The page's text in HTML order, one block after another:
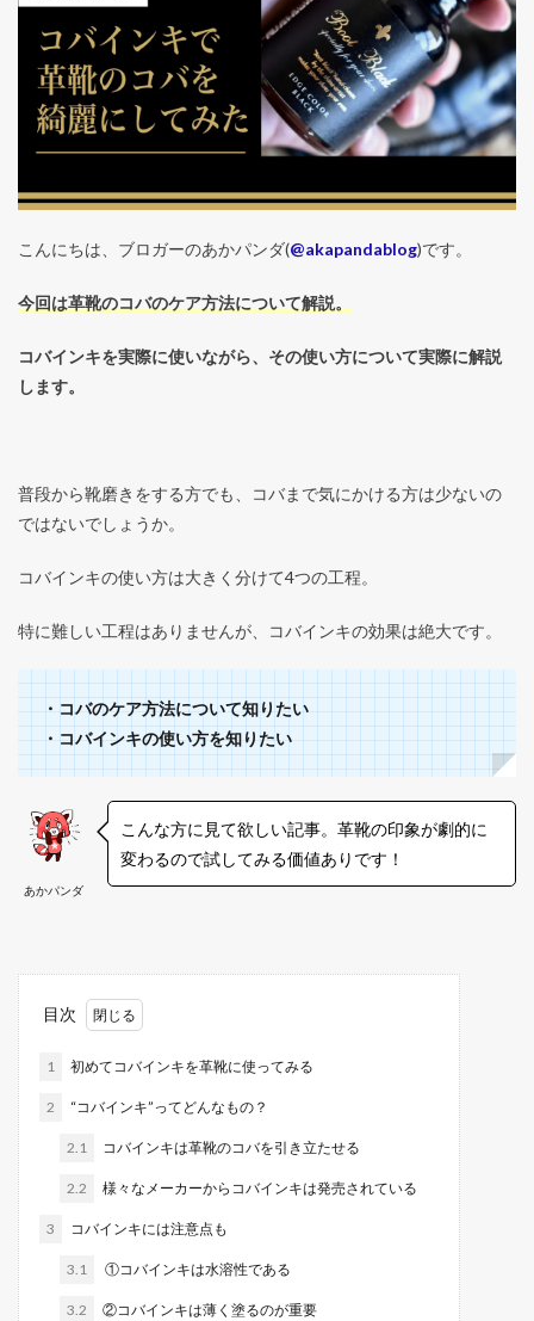
こんにちは、ブロガーのあかパンダ(@akapandablog)です。
今回は革靴のコバのケア方法について解説。
コバインキを実際に使いながら、その使い方について実際に解説
します。
普段から靴磨きをする方でも、コバまで気にかける方は少ないの
ではないでしょうか。
コバインキの使い方は大きく分けて4つの工程。
特に難しい工程はありませんが、コバインキの効果は絶大です。
・コバのケア方法について知りたい
・コバインキの使い方を知りたい
あかパンダ
こんな方に見て欲しい記事。革靴の印象が劇的に
変わるので試してみる価値ありです！
目次
1 初めてコバインキを革靴に使ってみる
2 “コバインキ”ってどんなもの？
2.1 コバインキは革靴のコバを引き立たせる
2.2 様々なメーカーからコバインキは発売されている
3 コバインキには注意点も
3.1 ①コバインキは水溶性である
3.2 ②コバインキは薄く塗るのが重要